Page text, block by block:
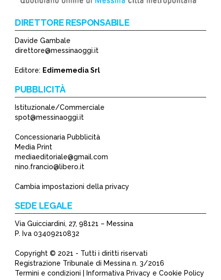
DIRETTORE RESPONSABILE
Davide Gambale
direttore@messinaoggi.it
Editore: Edimemedia Srl
PUBBLICITÀ
Istituzionale/Commerciale
spot@messinaoggi.it
Concessionaria Pubblicità
Media Print
mediaeditoriale@gmail.com
nino.francio@libero.it
Cambia impostazioni della privacy
SEDE LEGALE
Via Guicciardini, 27, 98121 – Messina
P. Iva 03409210832
Copyright © 2021 - Tutti i diritti riservati
Registrazione Tribunale di Messina n. 3/2016
Termini e condizioni | Informativa Privacy e Cookie Policy